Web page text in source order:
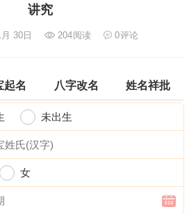
讲究
30日 204阅读 0评论
起名 八字改名 姓名祥批
未出生
女